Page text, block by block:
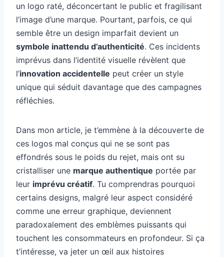
un logo raté, déconcertant le public et fragilisant
l’image d’une marque. Pourtant, parfois, ce qui
semble être un design imparfait devient un
symbole inattendu d’authenticité. Ces incidents
imprévus dans l’identité visuelle révèlent que
l’innovation accidentelle peut créer un style
unique qui séduit davantage que des campagnes
réfléchies.
Dans mon article, je t’emmène à la découverte de
ces logos mal conçus qui ne se sont pas
effondrés sous le poids du rejet, mais ont su
cristalliser une marque authentique portée par
leur imprévu créatif. Tu comprendras pourquoi
certains designs, malgré leur aspect considéré
comme une erreur graphique, deviennent
paradoxalement des emblèmes puissants qui
touchent les consommateurs en profondeur. Si ça
t’intéresse, va jeter un œil aux histoires